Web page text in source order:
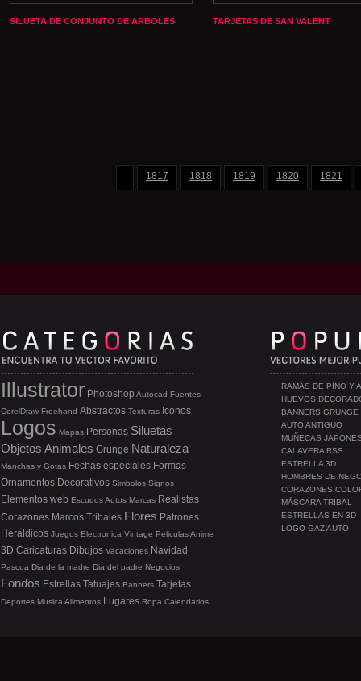
SILUETA DE CONJUNTO DE ARBOLES TARJETAS DE SAN VALENT
1817 1818 1819 1820 1821
RAMAS DE PINO Y
HUEVOS
BANNERS GRUNGE
AUTO ANTIGUO
MUÑECAS
CALAVERA RSS
ESTRELLA 3D
HOMBRES DE
CORAZONES
MÁSCARA TRIBAL
ESTRELLAS EN 3D
LOGO GAZ AUTO
Illustrator Photoshop Autocad Fuentes
CorelDraw Freehand Abstractos Texturas Iconos
Logos Mapas Personas Siluetas
Objetos Animales Grunge Naturaleza
Manchas y Gotas Fechas especiales Formas
Ornamentos Decorativos Simbolos Signos
Elementos web EscudosAutos Marcas Realistas
Corazones Marcos Tribales Flores Patrones
Heraldicos Juegos Electronica Vintage PeliculasAnime
3D Caricaturas Dibujos Vacaciones Navidad
Pascua Dia de la madre Dia del padre Negocios
Fondos Estrellas Tatuajes Banners Tarjetas
Deportes Musica Alimentos Lugares Ropa Calendarios